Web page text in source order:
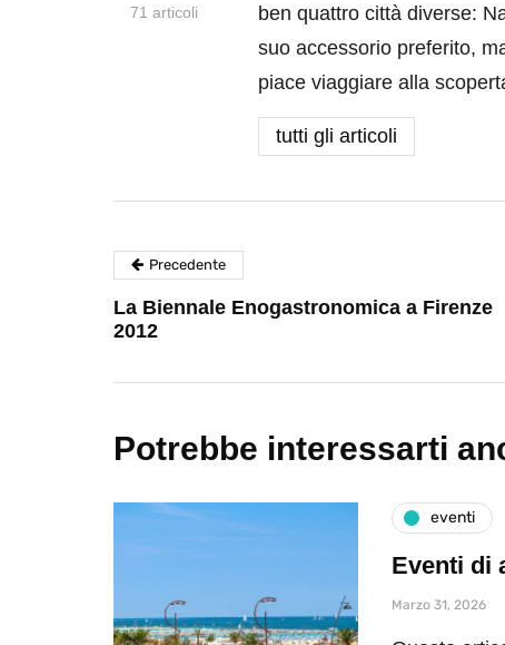
71 articoli
ben quattro città diverse:
suo accessorio preferito,
piace viaggiare alla
tutti gli articoli
Precedente
La Biennale Enogastronomica a Firenze
2012
Potrebbe interessarti
eventi
Eventi di
Marzo 31, 2026